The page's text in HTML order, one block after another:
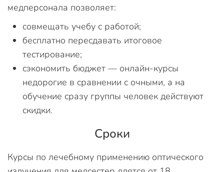
медперсонала позволяет:
совмещать учебу с работой;
бесплатно пересдавать итоговое
тестирование;
сэкономить бюджет — онлайн-курсы
недорогие в сравнении с очными, а на
обучение сразу группы человек действуют
скидки.
Сроки
Курсы по лечебному применению оптического